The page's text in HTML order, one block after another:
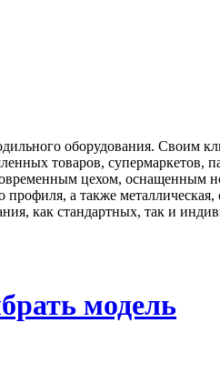
оборудования. Своим
товаров, супермаркетов,
цехом, оснащенным
а также
как стандартных, так и
модель